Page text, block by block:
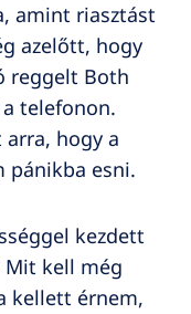
amint riasztást
azelőtt, hogy
reggelt Both
telefonon.
arra, hogy a
pánikba esni.
kezdett
Mit kell még
kellett érnem,